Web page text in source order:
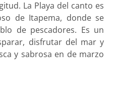
La Playa del canto es
de Itapema, donde se
de pescadores. Es un
disfrutar del mar y
y sabrosa en de marzo